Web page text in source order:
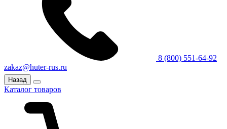
8 (800) 551-64-92
zakaz@huter-rus.ru
Назад
Каталог товаров